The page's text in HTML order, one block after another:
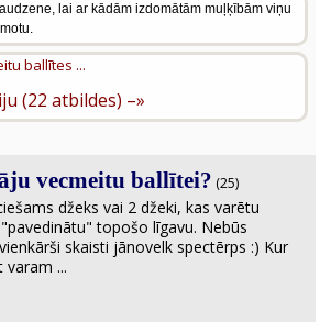
lai ar kādām izdomātām muļķībām viņu
ballītes ...
(22 atbildes) –»
vecmeitu ballītei? (25)
džeks vai 2 džeki, kas varētu
topošo līgavu. Nebūs
skaisti jānovelk spectērps :) Kur
varam ...